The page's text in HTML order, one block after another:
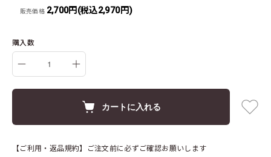
販売価格 2,700円(税込2,970円)
購入数
カートに入れる
【ご利用・返品規約】ご注文前に必ずご確認お願いします